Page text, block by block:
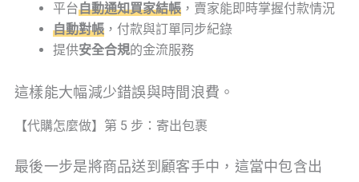
平台自動通知買家結帳 ，賣家能即時掌握付款情況
自動對帳 ，付款與訂單同步紀錄
提供安全合規的金流服務
這樣能大幅減少錯誤與時間浪費。
【代購怎麼做】第 5 步：寄出包裹
最後一步是將商品送到顧客手中，這當中包含出